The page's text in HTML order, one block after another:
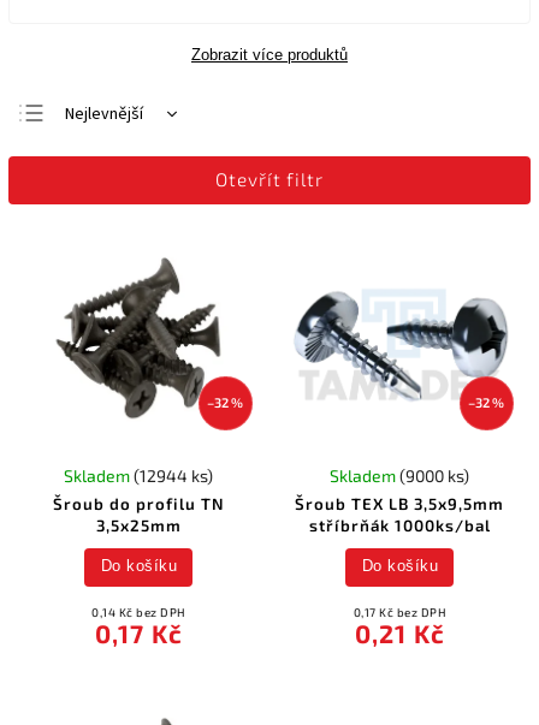
Zobrazit více produktů
Nejlevnější
Nejdražší
Otevřít filtr
–32 %
Šroub do profilu TN
3,5x25mm
Skladem(12944 ks)
0,14 Kč bez DPH
0,17 Kč
Do košíku
–32 %
Šroub TEX LB 3,5x9,5mm
stříbrňák 1000ks/bal
Skladem(9000 ks)
0,17 Kč bez DPH
0,21 Kč
Do košíku